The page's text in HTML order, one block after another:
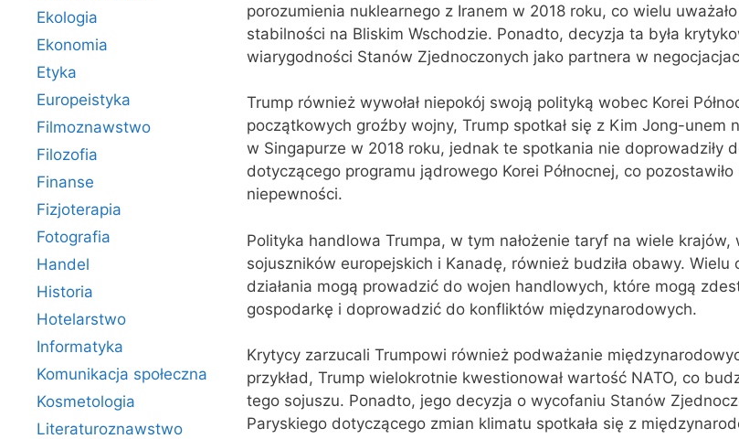
porozumienia nuklearnego z Iranem w 2018 roku, co wielu
stabilności na Bliskim Wschodzie. Ponadto, decyzja ta była
wiarygodności Stanów Zjednoczonych jako partnera w
Trump również wywołał niepokój swoją polityką wobec Korei
początkowych groźby wojny, Trump spotkał się z Kim Jong-unem
w Singapurze w 2018 roku, jednak te spotkania nie doprowadziły
dotyczącego programu jądrowego Korei Północnej, co
niepewności.
Polityka handlowa Trumpa, w tym nałożenie taryf na wiele krajów,
sojuszników europejskich i Kanadę, również budziła obawy. Wielu
działania mogą prowadzić do wojen handlowych, które mogą
gospodarkę i doprowadzić do konfliktów międzynarodowych.
Krytycy zarzucali Trumpowi również podważanie
przykład, Trump wielokrotnie kwestionował wartość NATO, co
tego sojuszu. Ponadto, jego decyzja o wycofaniu Stanów
Paryskiego dotyczącego zmian klimatu spotkała się z
Ekologia
Ekonomia
Etyka
Europeistyka
Filmoznawstwo
Filozofia
Finanse
Fizjoterapia
Fotografia
Handel
Historia
Hotelarstwo
Informatyka
Komunikacja społeczna
Kosmetologia
Literaturoznawstwo